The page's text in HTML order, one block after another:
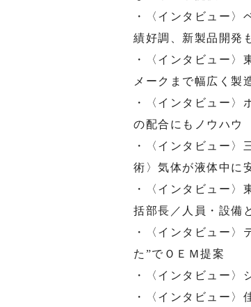
・〈インタビュー
績好調、新製品開発
・〈インタビュー
メークまで幅広く製
・〈インタビュー
の配合にもノウハウ
・〈インタビュー
術〉気体が液体中に
・〈インタビュー
括部長／人員・設備
・〈インタビュー
た”でＯＥＭ提案
・〈インタビュー
・〈インタビュー